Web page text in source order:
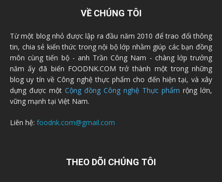
VỀ CHÚNG TÔI
Từ một blog nhỏ được lập ra đầu năm 2010 để trao đổi thông
tin, chia sẻ kiến thức trong nội bộ lớp nhằm giúp các bạn đồng
môn cùng tiến bộ - anh Trần Công Nam - chàng lớp trưởng
năm ấy đã biến FOODNK.COM trở thành một trong những
blog uy tín về Công nghệ thực phẩm cho đến hiện tại, và xây
dựng được một Cộng đồng Công nghệ Thực phẩm rộng lớn,
vững mạnh tại Việt Nam.
Liên hệ: foodnk.com@gmail.com
THEO DÕI CHÚNG TÔI